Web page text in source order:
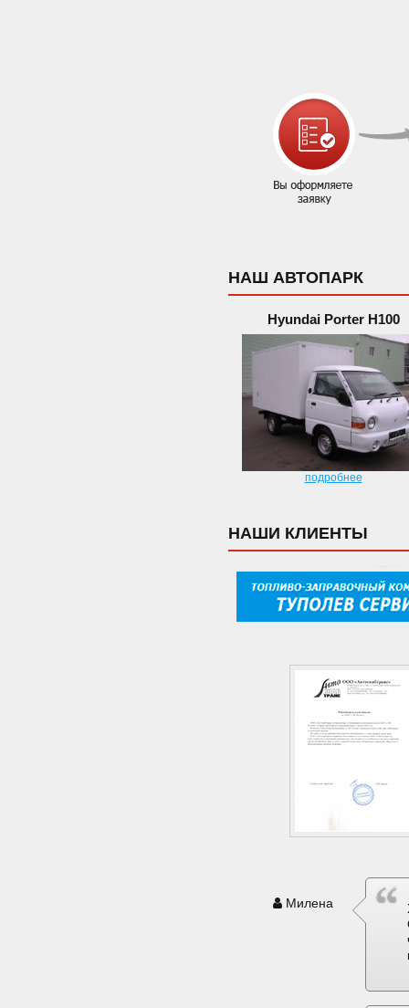
НАШ АВТОПАРК
Hyundai Porter H100
подробнее
НАШИ КЛИЕНТЫ
Милена